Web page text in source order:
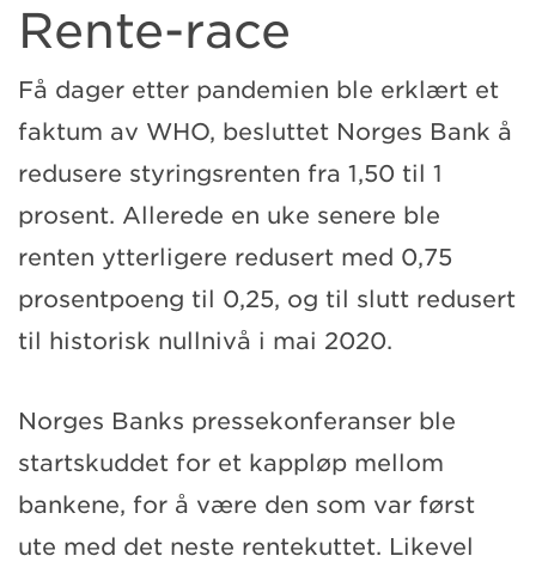
Rente-race
Få dager etter pandemien ble erklært et
faktum av WHO, besluttet Norges Bank å
redusere styringsrenten fra 1,50 til 1
prosent. Allerede en uke senere ble
renten ytterligere redusert med 0,75
prosentpoeng til 0,25, og til slutt redusert
til historisk nullnivå i mai 2020.
Norges Banks pressekonferanser ble
startskuddet for et kappløp mellom
bankene, for å være den som var først
ute med det neste rentekuttet. Likevel